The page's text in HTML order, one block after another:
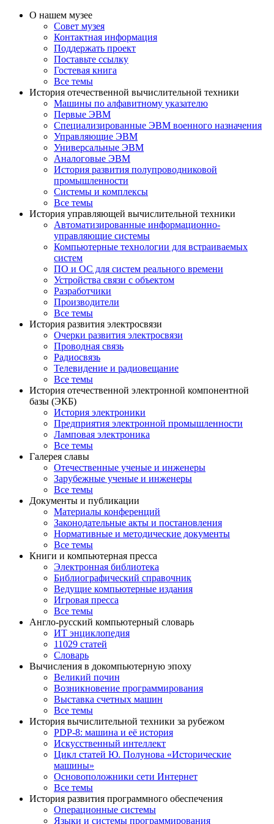
О нашем музее
Совет музея
Контактная информация
Поддержать проект
Поставьте ссылку
Гостевая книга
Все темы
История отечественной вычислительной техники
Машины по алфавитному указателю
Первые ЭВМ
Специализированные ЭВМ военного назначения
Управляющие ЭВМ
Универсальные ЭВМ
Аналоговые ЭВМ
История развития полупроводниковой
промышленности
Системы и комплексы
Все темы
История управляющей вычислительной техники
Автоматизированные информационно-
управляющие системы
Компьютерные технологии для встраиваемых
систем
ПО и ОС для систем реального времени
Устройства связи с объектом
Разработчики
Производители
Все темы
История развития электросвязи
Очерки развития электросвязи
Проводная связь
Радиосвязь
Телевидение и радиовещание
Все темы
История отечественной электронной компонентной
базы (ЭКБ)
История электроники
Предприятия электронной промышленности
Ламповая электроника
Все темы
Галерея славы
Отечественные ученые и инженеры
Зарубежные ученые и инженеры
Все темы
Документы и публикации
Материалы конференций
Законодательные акты и постановления
Нормативные и методические документы
Все темы
Книги и компьютерная пресса
Электронная библиотека
Библиографический справочник
Ведущие компьютерные издания
Игровая пресса
Все темы
Англо-русский компьютерный словарь
ИТ энциклопедия
11029 статей
Словарь
Вычисления в докомпьютерную эпоху
Великий почин
Возникновение программирования
Выставка счетных машин
Все темы
История вычислительной техники за рубежом
PDP-8: машина и её история
Искусственный интеллект
Цикл статей Ю. Полунова «Исторические
машины»
Основоположники сети Интернет
Все темы
История развития программного обеспечения
Операционные системы
Языки и системы программирования